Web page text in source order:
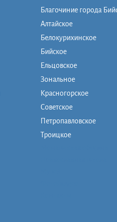
Благочиние города
Алтайское
Белокурихинское
Бийское
Ельцовское
Зональное
Красногорское
Советское
Петропавловское
Троицкое